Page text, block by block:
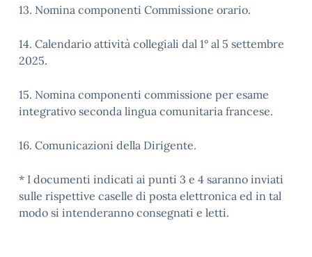
13. Nomina componenti Commissione orario.
14. Calendario attività collegiali dal 1° al 5 settembre
2025.
15. Nomina componenti commissione per esame
integrativo seconda lingua comunitaria francese.
16. Comunicazioni della Dirigente.
* I documenti indicati ai punti 3 e 4 saranno inviati
sulle rispettive caselle di posta elettronica ed in tal
modo si intenderanno consegnati e letti.